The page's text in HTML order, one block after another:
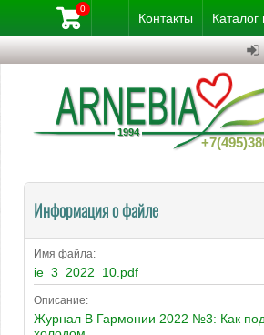
Контакты Каталог
0
Информация о файле
Имя файла:
ie_3_2022_10.pdf
Описание:
Журнал В Гармонии 2022 №3: Как